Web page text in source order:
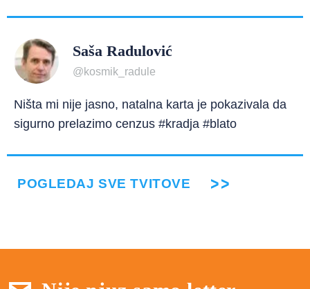
Saša Radulović
@kosmik_radule
Ništa mi nije jasno, natalna karta je pokazivala da
sigurno prelazimo cenzus #kradja #blato
POGLEDAJ SVE TVITOVE